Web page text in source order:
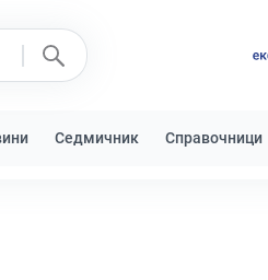
Седмичник Справочници